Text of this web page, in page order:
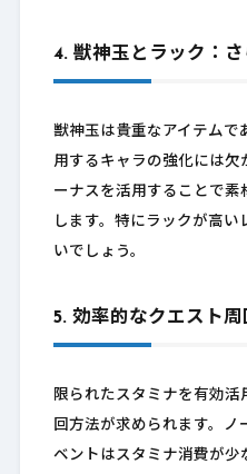
4. 獣神玉とラック：
獣神玉は貴重なアイテムで
用するキャラの強化には欠
ーナスを活用することで素
します。特にラックが高
いでしょう。
5. 効率的なクエスト周
限られたスタミナを有効活
回方法が求められます。ノ
ベントはスタミナ消費が少